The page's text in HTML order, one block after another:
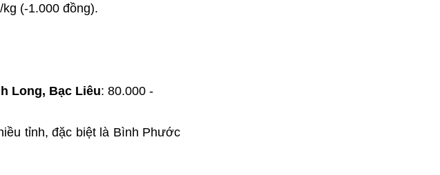
(-1.000 đồng).
Long, Bạc Liêu: 80.000 -
tỉnh, đặc biệt là Bình Phước